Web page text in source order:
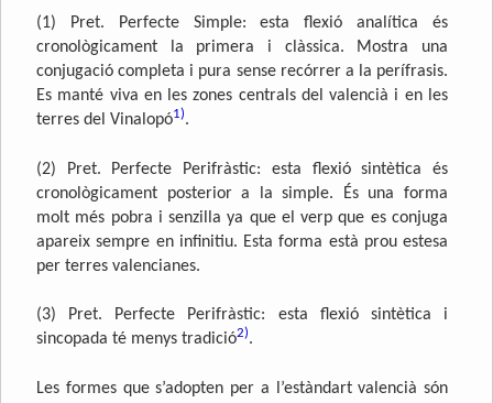
(1) Pret. Perfecte Simple: esta flexió analítica és
cronològicament la primera i clàssica. Mostra una
conjugació completa i pura sense recórrer a la perífrasis.
Es manté viva en les zones centrals del valencià i en les
terres del Vinalopó1).
(2) Pret. Perfecte Perifràstic: esta flexió sintètica és
cronològicament posterior a la simple. És una forma
molt més pobra i senzilla ya que el verp que es conjuga
apareix sempre en infinitiu. Esta forma està prou estesa
per terres valencianes.
(3) Pret. Perfecte Perifràstic: esta flexió sintètica i
sincopada té menys tradició2).
Les formes que s’adopten per a l’estàndart valencià són